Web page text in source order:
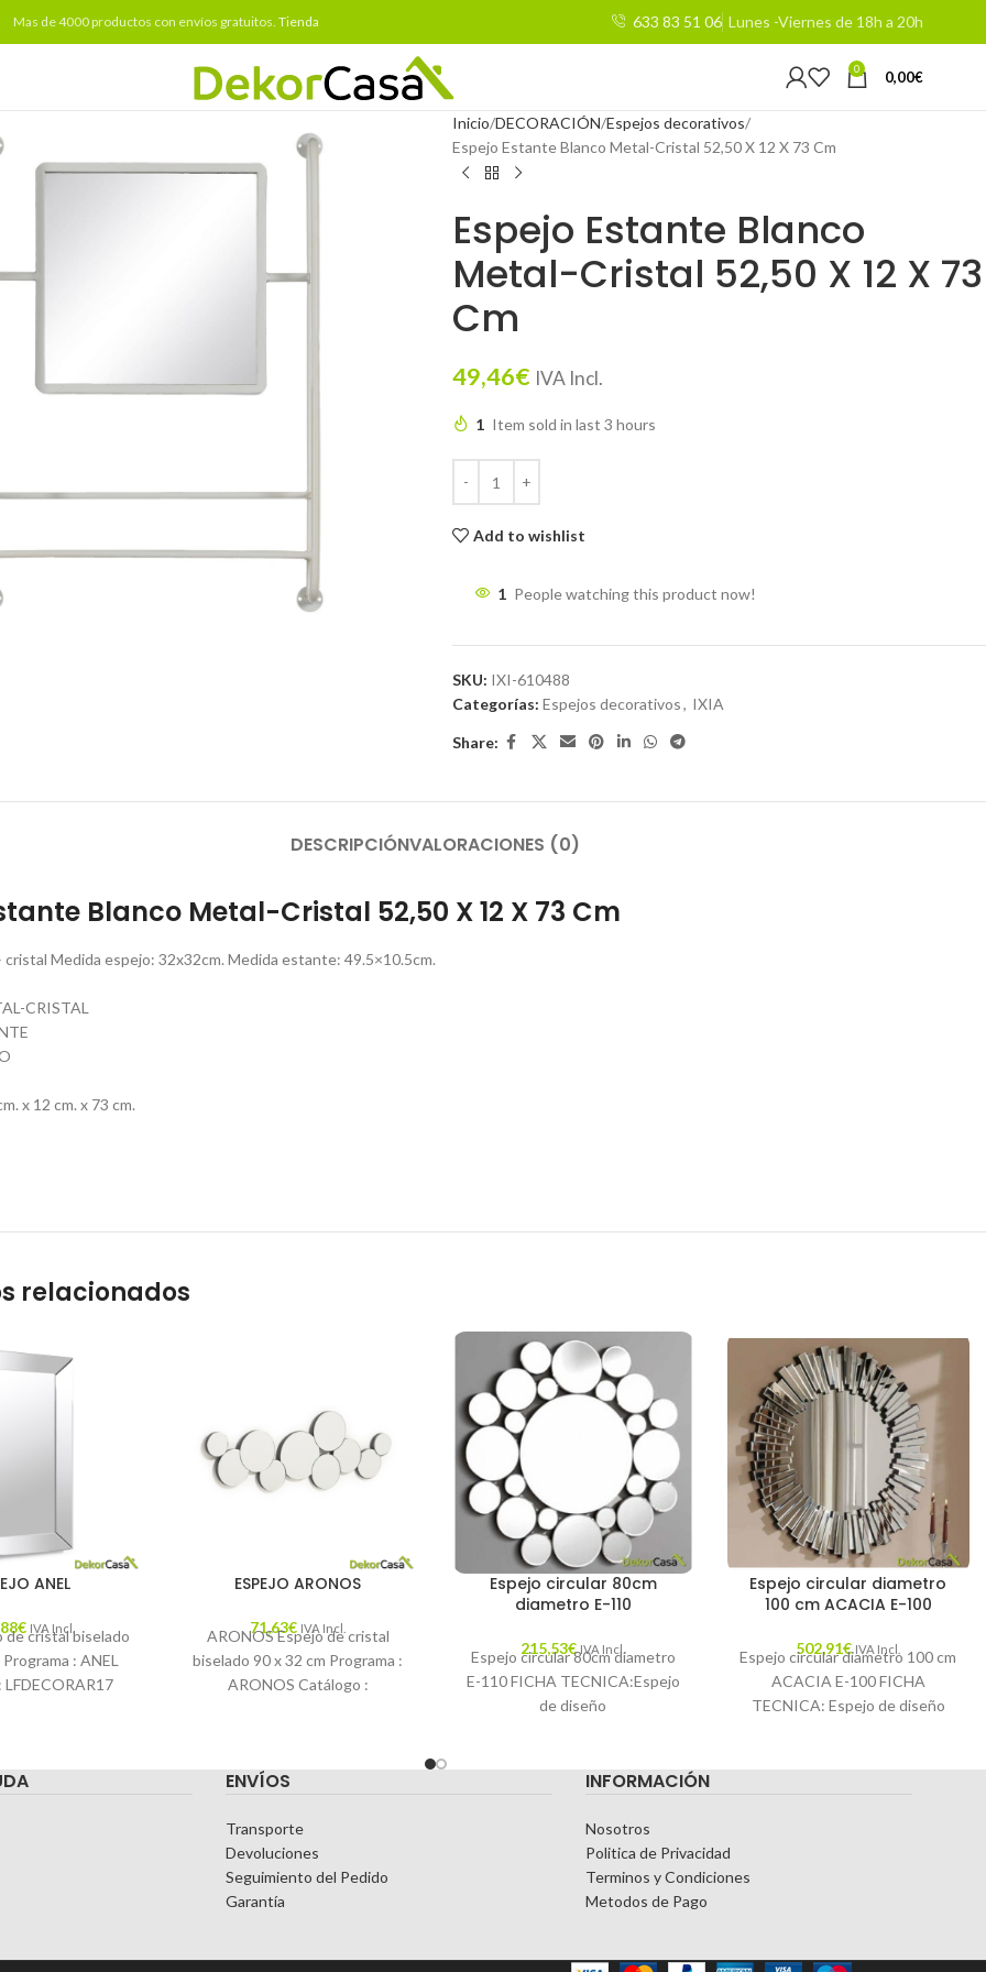
Mas de 4000 productos con envíos gratuitos. Tienda 633 83 51 06 Lunes -Viernes de 18h a 20h
0 0,00€
enlarge
Inicio DECORACIÓN Espejos decorativos
Espejo Estante Blanco Metal-Cristal 52,50 X 12 X 73 Cm
Espejo Estante Blanco
Metal-Cristal 52,50 X 12 X 73
Cm
49,46€ IVA Incl.
1 Item sold in last 3 hours
Add to wishlist
1 People watching this product now!
SKU: IXI-610488
Categorías: Espejos decorativos, IXIA
Share:
DESCRIPCIÓNVALORACIONES (0)
Blanco Metal-Cristal 52,50 X 12 X 73 Cm
Medida espejo: 32x32cm. Medida estante: 49.5×10.5cm.
CRISTAL
x 12 cm. x 73 cm.
relacionados
ANEL
€ IVA Incl.
de cristal biselado
: ANEL
ESPEJO ARONOS
71,63€ IVA Incl.
ARONOS Espejo de cristal
biselado 90 x 32 cm Programa :
ARONOS Catálogo :
Espejo circular 80cm
diametro E-110
215,53€ IVA Incl.
Espejo circular 80cm diametro
E-110 FICHA TECNICA:Espejo
de diseño
cm de grosor Espejo
Espejo circular diametro
100 cm ACACIA E-100
502,91€ IVA Incl.
Espejo circular diametro 100 cm
ACACIA E-100 FICHA
TECNICA: Espejo de diseño
ENVÍOS
Transporte
Devoluciones
Seguimiento del Pedido
Garantía
INFORMACIÓN
Nosotros
Politica de Privacidad
Terminos y Condiciones
Metodos de Pago